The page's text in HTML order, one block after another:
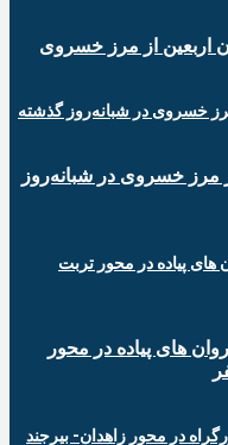
اربعین از مرز خسروی
از مرز خسروی در شبانه‌روز
های پیاده در محور